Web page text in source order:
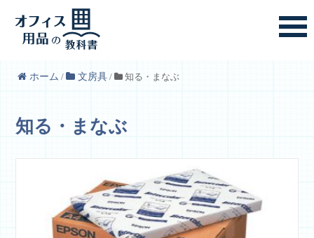
ホーム / 文房具 / 知る・まなぶ
知る・まなぶ